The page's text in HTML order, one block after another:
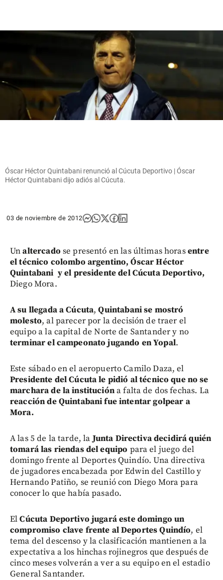
Óscar Héctor Quintabani renunció al Cúcuta Deportivo | Óscar
Héctor Quintabani dijo adiós al Cúcuta.
03 de noviembre de 2012
Unaltercado se presentó en las últimas horasentre
el técnico colombo argentino, Óscar Héctor
Quintabani y el presidente del Cúcuta Deportivo,
Diego Mora.
A su llegada a Cúcuta,Quintabani se mostró
molesto, al parecer por la decisión de traer el
equipo a la capital de Norte de Santander y no
terminar el campeonato jugando en Yopal.
Este sábado en el aeropuerto Camilo Daza, el
Presidente del Cúcuta le pidió al técnico que no se
marchara de la institucióna falta de dos fechas. La
reacción de Quintabani fue intentar golpear a
Mora.
A las 5 de la tarde, laJunta Directiva decidirá quién
tomará las riendas del equipo para el juego del
domingo frente al Deportes Quindío. Una directiva
de jugadores encabezada por Edwin del Castillo y
Hernando Patiño, se reunió con Diego Mora para
conocer lo que había pasado.
ElCúcuta Deportivo jugará este domingo un
compromiso clave frente al Deportes Quindío, el
tema del descenso y la clasificación mantienen a la
expectativa a los hinchas rojinegros que después de
cinco meses volverán a ver a su equipo en el estadio
General Santander.